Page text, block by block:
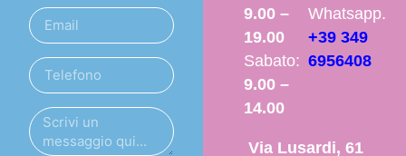
9.00 –
19.00
Sabato:
9.00 –
14.00
Whatsapp.
+39 349
6956408
Via Lusardi, 61